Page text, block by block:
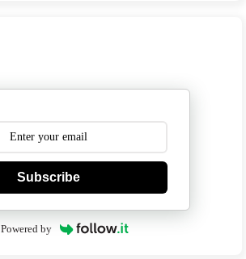
Subscribe
Powered by